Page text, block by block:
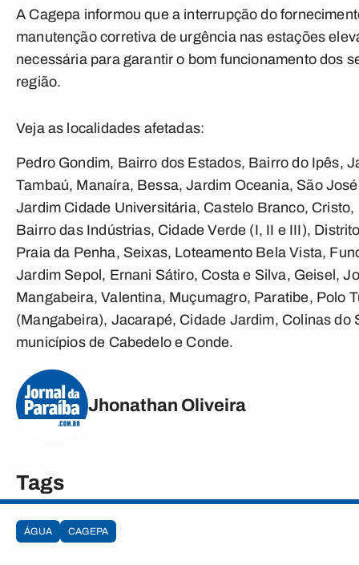
A Cagepa informou que a interrupção do
manutenção corretiva de urgência nas estações
necessária para garantir o bom funcionamento dos
região.
Veja as localidades afetadas:
Pedro Gondim, Bairro dos Estados, Bairro do Ipês,
Tambaú, Manaíra, Bessa, Jardim Oceania, São
Jardim Cidade Universitária, Castelo Branco,
Bairro das Indústrias, Cidade Verde (I, II e III),
Praia da Penha, Seixas, Loteamento Bela Vista,
Jardim Sepol, Ernani Sátiro, Costa e Silva, Geisel,
Mangabeira, Valentina, Muçumagro, Paratibe, Polo
(Mangabeira), Jacarapé, Cidade Jardim, Colinas do
municípios de Cabedelo e Conde.
Jhonathan Oliveira
Tags
ÁGUA CAGEPA